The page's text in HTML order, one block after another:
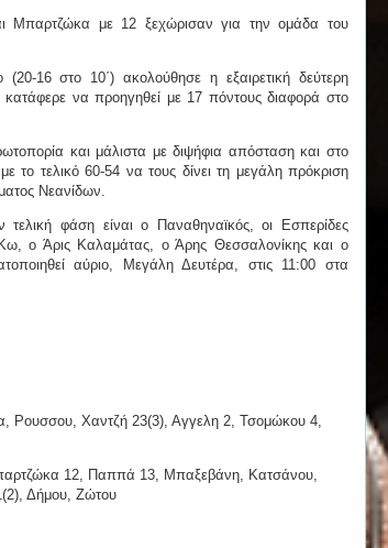
Μπαρτζώκα με 12 ξεχώρισαν για την ομάδα του
16 στο 10΄) ακολούθησε η εξαιρετική δεύτερη
να προηγηθεί με 17 πόντους διαφορά στο
και μάλιστα με διψήφια απόσταση και στο
το τελικό 60-54 να τους δίνει τη μεγάλη πρόκριση
Νεανίδων.
φάση είναι ο Παναθηναϊκός, οι Εσπερίδες
ο Άρις Καλαμάτας, ο Άρης Θεσσαλονίκης και ο
αύριο, Μεγάλη Δευτέρα, στις 11:00 στα
Ρουσσου, Χαντζή 23(3), Αγγελη 2, Τσομώκου 4,
12, Παππά 13, Μπαξεβάνη, Κατσάνου,
Δήμου, Ζώτου